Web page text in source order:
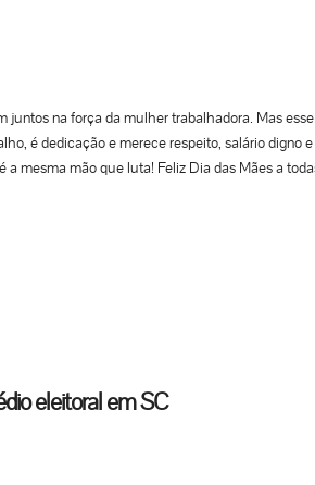
juntos na força da mulher trabalhadora. Mas esse
é dedicação e merece respeito, salário digno
a mesma mão que luta! Feliz Dia das Mães a
eleitoral em SC